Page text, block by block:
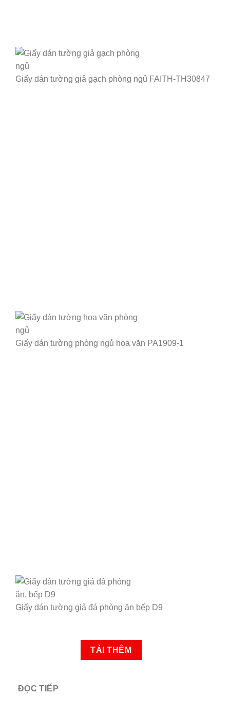
Giấy dán tường giả gạch phòng ngủ FAITH-TH30847
Giấy dán tường phòng ngủ hoa văn PA1909-1
Giấy dán tường giả đá phòng ăn bếp D9
TẢI THÊM
ĐỌC TIẾP